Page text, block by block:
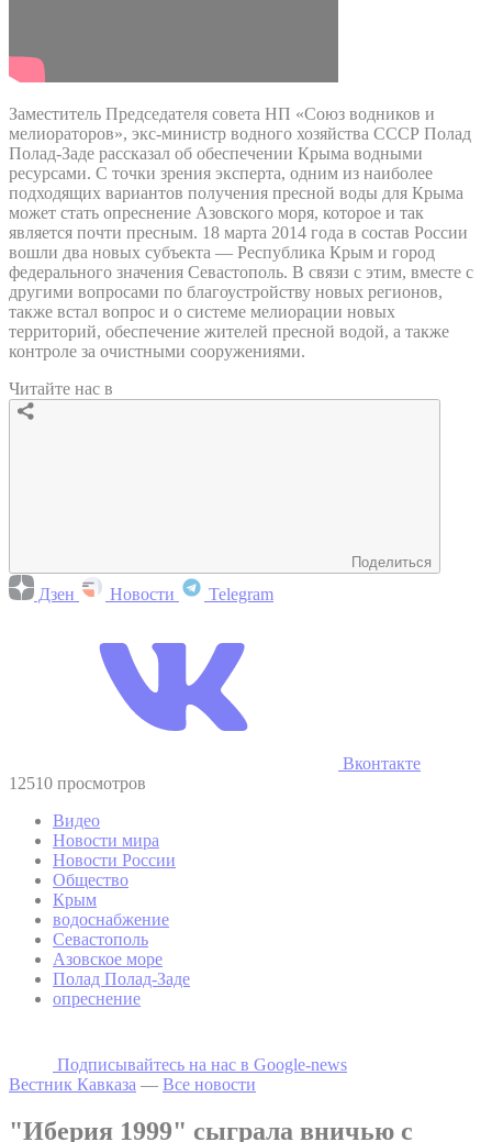
Заместитель Председателя совета НП «Союз водников и
мелиораторов», экс-министр водного хозяйства СССР Полад
Полад-Заде рассказал об обеспечении Крыма водными
ресурсами. С точки зрения эксперта, одним из наиболее
подходящих вариантов получения пресной воды для Крыма
может стать опреснение Азовского моря, которое и так
является почти пресным. 18 марта 2014 года в состав России
вошли два новых субъекта — Республика Крым и город
федерального значения Севастополь. В связи с этим, вместе с
другими вопросами по благоустройству новых регионов,
также встал вопрос и о системе мелиорации новых
территорий, обеспечение жителей пресной водой, а также
контроле за очистными сооружениями.
Читайте нас в
Поделиться
Дзен Новости Telegram
Вконтакте
12510 просмотров
Видео
Новости мира
Новости России
Общество
Крым
водоснабжение
Севастополь
Азовское море
Полад Полад-Заде
опреснение
Подписывайтесь на наc в Google-news
Вестник Кавказа — Все новости
"Иберия 1999" сыграла вничью с